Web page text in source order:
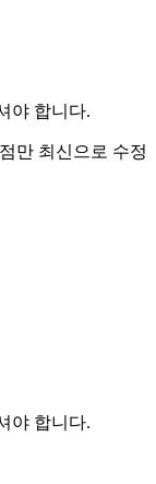
야 합니다.
만 최신으로 수정
야 합니다.